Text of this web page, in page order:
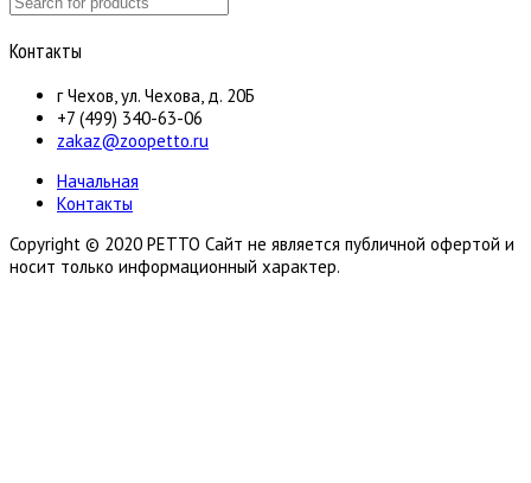
Контакты
г Чехов, ул. Чехова, д. 20Б
+7 (499) 340-63-06
zakaz@zoopetto.ru
Начальная
Контакты
Copyright © 2020 PETTO Сайт не является публичной офертой и
носит только информационный характер.